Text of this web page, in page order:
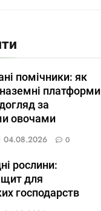
помічники: як
платформи
за
овочами
04.08.2026 0
рослини:
для
господарств